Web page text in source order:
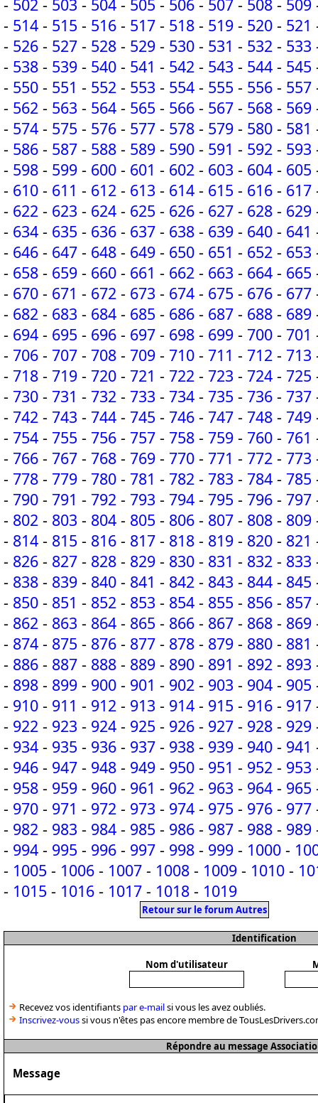
- 502 - 503 - 504 - 505 - 506 - 507 - 508 - 509
- 514 - 515 - 516 - 517 - 518 - 519 - 520 - 521
- 526 - 527 - 528 - 529 - 530 - 531 - 532 - 533
- 538 - 539 - 540 - 541 - 542 - 543 - 544 - 545
- 550 - 551 - 552 - 553 - 554 - 555 - 556 - 557
- 562 - 563 - 564 - 565 - 566 - 567 - 568 - 569
- 574 - 575 - 576 - 577 - 578 - 579 - 580 - 581
- 586 - 587 - 588 - 589 - 590 - 591 - 592 - 593
- 598 - 599 - 600 - 601 - 602 - 603 - 604 - 605
- 610 - 611 - 612 - 613 - 614 - 615 - 616 - 617
- 622 - 623 - 624 - 625 - 626 - 627 - 628 - 629
- 634 - 635 - 636 - 637 - 638 - 639 - 640 - 641
- 646 - 647 - 648 - 649 - 650 - 651 - 652 - 653
- 658 - 659 - 660 - 661 - 662 - 663 - 664 - 665
- 670 - 671 - 672 - 673 - 674 - 675 - 676 - 677
- 682 - 683 - 684 - 685 - 686 - 687 - 688 - 689
- 694 - 695 - 696 - 697 - 698 - 699 - 700 - 701
- 706 - 707 - 708 - 709 - 710 - 711 - 712 - 713
- 718 - 719 - 720 - 721 - 722 - 723 - 724 - 725
- 730 - 731 - 732 - 733 - 734 - 735 - 736 - 737
- 742 - 743 - 744 - 745 - 746 - 747 - 748 - 749
- 754 - 755 - 756 - 757 - 758 - 759 - 760 - 761
- 766 - 767 - 768 - 769 - 770 - 771 - 772 - 773
- 778 - 779 - 780 - 781 - 782 - 783 - 784 - 785
- 790 - 791 - 792 - 793 - 794 - 795 - 796 - 797
- 802 - 803 - 804 - 805 - 806 - 807 - 808 - 809
- 814 - 815 - 816 - 817 - 818 - 819 - 820 - 821
- 826 - 827 - 828 - 829 - 830 - 831 - 832 - 833
- 838 - 839 - 840 - 841 - 842 - 843 - 844 - 845
- 850 - 851 - 852 - 853 - 854 - 855 - 856 - 857
- 862 - 863 - 864 - 865 - 866 - 867 - 868 - 869
- 874 - 875 - 876 - 877 - 878 - 879 - 880 - 881
- 886 - 887 - 888 - 889 - 890 - 891 - 892 - 893
- 898 - 899 - 900 - 901 - 902 - 903 - 904 - 905
- 910 - 911 - 912 - 913 - 914 - 915 - 916 - 917
- 922 - 923 - 924 - 925 - 926 - 927 - 928 - 929
- 934 - 935 - 936 - 937 - 938 - 939 - 940 - 941
- 946 - 947 - 948 - 949 - 950 - 951 - 952 - 953
- 958 - 959 - 960 - 961 - 962 - 963 - 964 - 965
- 970 - 971 - 972 - 973 - 974 - 975 - 976 - 977
- 982 - 983 - 984 - 985 - 986 - 987 - 988 - 989
- 994 - 995 - 996 - 997 - 998 - 999 - 1000 -
- 1005 - 1006 - 1007 - 1008 - 1009 - 1010 -
- 1015 - 1016 - 1017 - 1018 - 1019
Retour sur le forum Autres
Identification
Nom d'utilisateur
Recevez vos identifiants par e-mailsi vous les avez oubliés.
Inscrivez-voussi vous n'êtes pas encore membre de
Répondre au message
Message